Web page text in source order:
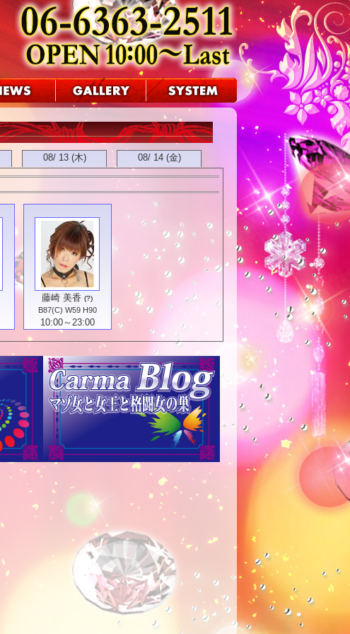
08/ 13 (木) 08/ 14 (金)
藤崎 美香 (?)
B87(C) W59 H90
10:00～23:00